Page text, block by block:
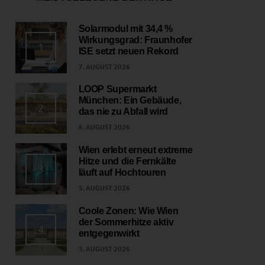
1
Solarmodul mit 34,4 %
Wirkungsgrad: Fraunhofer
ISE setzt neuen Rekord
7. AUGUST 2026
2
LOOP Supermarkt
München: Ein Gebäude,
das nie zu Abfall wird
6. AUGUST 2026
3
Wien erlebt erneut extreme
Hitze und die Fernkälte
läuft auf Hochtouren
5. AUGUST 2026
4
Coole Zonen: Wie Wien
der Sommerhitze aktiv
entgegenwirkt
3. AUGUST 2026